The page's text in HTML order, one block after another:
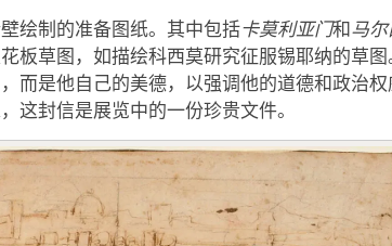
绘制的准备图纸。其中包括卡莫利亚门和马
板草图，如描绘科西莫研究征服锡耶纳的草
是他自己的美德，以强调他的道德和政治权
这封信是展览中的一份珍贵文件。